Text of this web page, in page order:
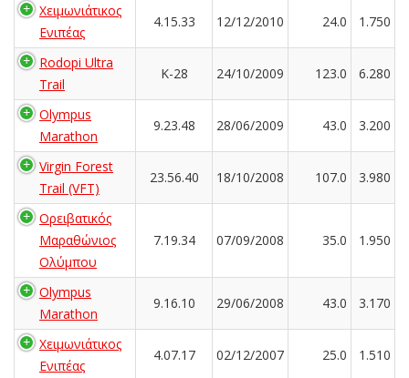
Χειμωνιάτικος
Ενιπέας
4.15.33 12/12/2010 24.0 1.750
Rodopi Ultra
Trail
K-28 24/10/2009 123.0 6.280
Olympus
Marathon
9.23.48 28/06/2009 43.0 3.200
Virgin Forest
Trail (VFT)
23.56.40 18/10/2008 107.0 3.980
Ορειβατικός
Μαραθώνιος
Ολύμπου
7.19.34 07/09/2008 35.0 1.950
Olympus
Marathon
9.16.10 29/06/2008 43.0 3.170
Χειμωνιάτικος
Ενιπέας
4.07.17 02/12/2007 25.0 1.510